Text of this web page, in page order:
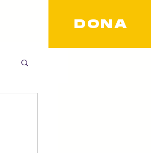
DONA